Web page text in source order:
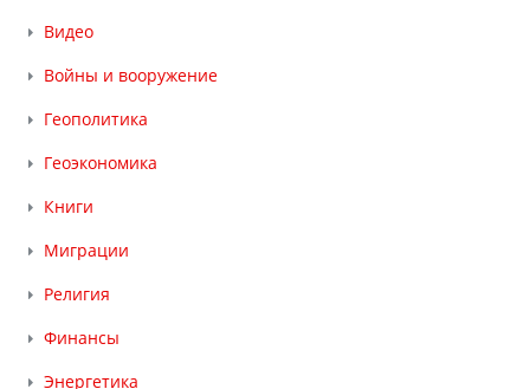
Видео
Войны и вооружение
Геополитика
Геоэкономика
Книги
Миграции
Религия
Финансы
Энергетика